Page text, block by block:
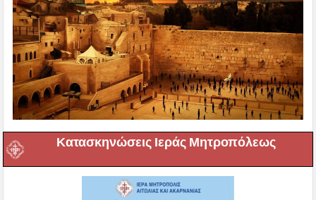
Κατασκηνώσεις Ιεράς Μητροπόλεως